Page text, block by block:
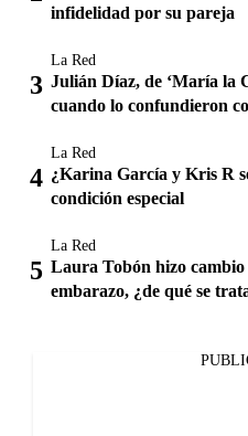
infidelidad por su pareja
La Red
Julián Díaz, de ‘María la
cuando lo confundieron
La Red
¿Karina García y Kris R
condición especial
La Red
Laura Tobón hizo cambio
embarazo, ¿de qué se